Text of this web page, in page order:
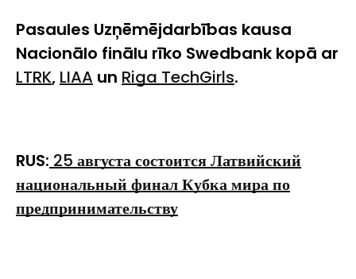
Pasaules Uzņēmējdarbības kausa
Nacionālo finālu rīko Swedbank kopā ar
LTRK, LIAA un Riga TechGirls.
RUS: 25 августа состоится Латвийский
национальный финал Кубка мира по
предпринимательству